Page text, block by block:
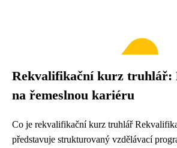
Rekvalifikační kurz truhlář:
na řemeslnou kariéru
Co je rekvalifikační kurz truhlář
představuje strukturovaný vzdělávací